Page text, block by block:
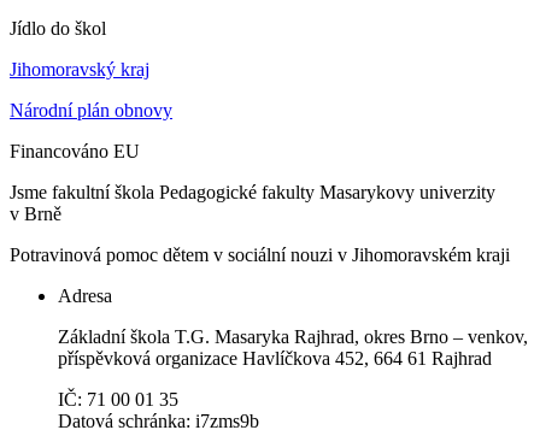
Jídlo do škol
Jihomoravský kraj
Národní plán obnovy
Financováno EU
Jsme fakultní škola Pedagogické fakulty Masarykovy univerzity
v Brně
Potravinová pomoc dětem v sociální nouzi v Jihomoravském kraji
Adresa
Základní škola T.G. Masaryka Rajhrad, okres Brno – venkov,
příspěvková organizace Havlíčkova 452, 664 61 Rajhrad
IČ: 71 00 01 35
Datová schránka: i7zms9b